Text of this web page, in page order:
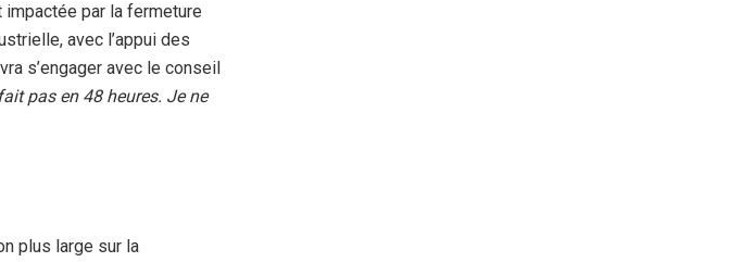
par la fermeture
avec l’appui des
s’engager avec le conseil
pas en 48 heures. Je ne
plus large sur la